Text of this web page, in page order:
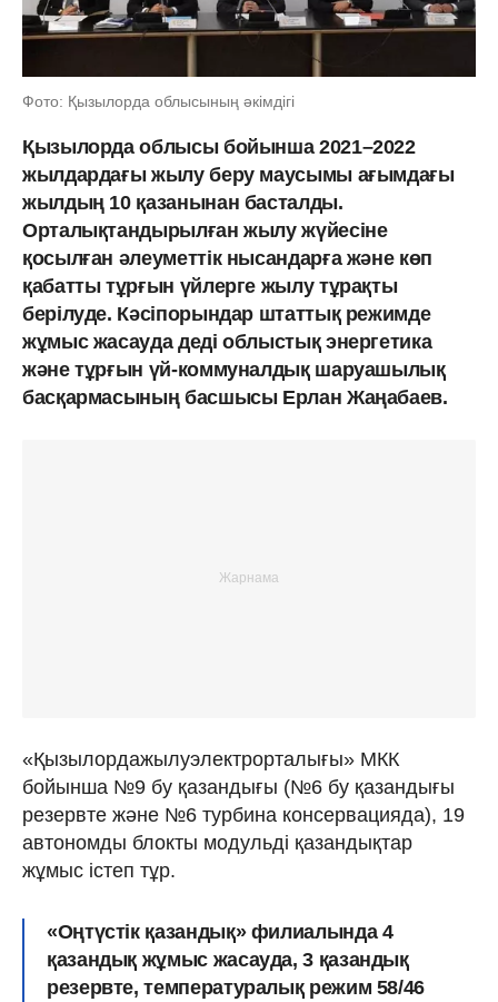
Фото: Қызылорда облысының әкімдігі
Қызылорда облысы бойынша 2021–2022
жылдардағы жылу беру маусымы ағымдағы
жылдың 10 қазанынан басталды.
Орталықтандырылған жылу жүйесіне
қосылған әлеуметтік нысандарға және көп
қабатты тұрғын үйлерге жылу тұрақты
берілуде. Кәсіпорындар штаттық режимде
жұмыс жасауда деді облыстық энергетика
және тұрғын үй-коммуналдық шаруашылық
басқармасының басшысы Ерлан Жаңабаев.
«Қызылордажылуэлектрорталығы» МКК
бойынша №9 бу қазандығы (№6 бу қазандығы
резервте және №6 турбина консервацияда), 19
автономды блокты модульді қазандықтар
жұмыс істеп тұр.
«Оңтүстік қазандық» филиалында 4
қазандық жұмыс жасауда, 3 қазандық
резервте, температуралық режим 58/46